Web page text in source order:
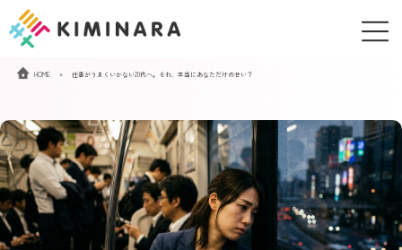
ン
ス
キ
ッ
プ
ビ
ン
に
移
動
HOME » 仕事がうまくいかない20代へ。それ、本当にあなただけのせい？